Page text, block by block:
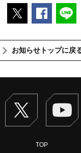
ポストする
お知らせトップに戻
Twitter
TOP